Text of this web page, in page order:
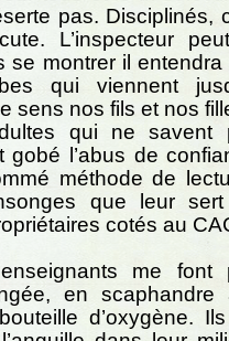
pas. Disciplinés,
L’inspecteur
se montrer il
qui viennent
sens nos fils et nos
qui ne savent
gobé l’abus de
méthode de
que leur
cotés au
me
en scaphandre
d’oxygène.